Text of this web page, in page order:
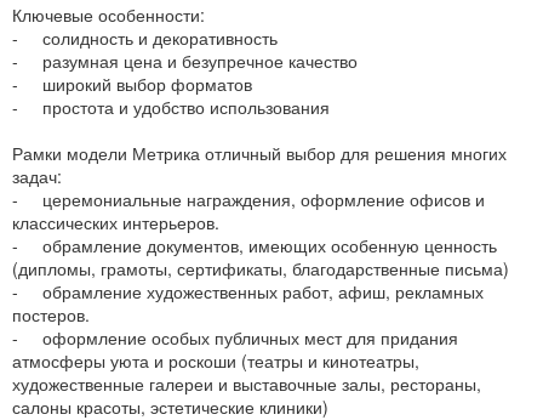
Ключевые особенности:
- солидность и декоративность
- разумная цена и безупречное качество
- широкий выбор форматов
- простота и удобство использования
Рамки модели Метрика отличный выбор для решения многих
задач:
- церемониальные награждения, оформление офисов и
классических интерьеров.
- обрамление документов, имеющих особенную ценность
(дипломы, грамоты, сертификаты, благодарственные письма)
- обрамление художественных работ, афиш, рекламных
постеров.
- оформление особых публичных мест для придания
атмосферы уюта и роскоши (театры и кинотеатры,
художественные галереи и выставочные залы, рестораны,
салоны красоты, эстетические клиники)